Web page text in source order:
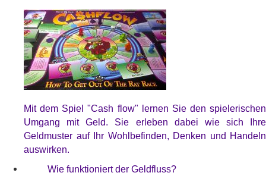
Mit dem Spiel "Cash flow" lernen Sie den spielerischen
Umgang mit Geld. Sie erleben dabei wie sich Ihre
Geldmuster auf Ihr Wohlbefinden, Denken und Handeln
auswirken.
Wie funktioniert der Geldfluss?